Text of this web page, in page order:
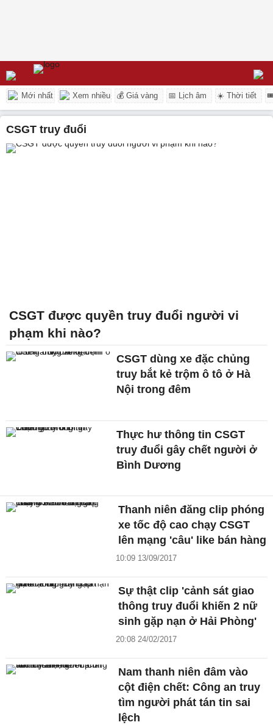
Mới nhất Xem nhiều 💰 Giá vàng 📅 Lịch âm ☀️ Thời tiết
CSGT truy đuổi
CSGT được quyền truy đuổi người vi
phạm khi nào?
CSGT dùng xe đặc chủng
truy bắt kẻ trộm ô tô ở Hà
Nội trong đêm
Thực hư thông tin CSGT
truy đuổi gây chết người ở
Bình Dương
Thanh niên đăng clip phóng
xe tốc độ cao chạy CSGT
lên mạng 'câu' like bán hàng
10:09 13/09/2017
Sự thật clip 'cảnh sát giao
thông truy đuổi khiến 2 nữ
sinh gặp nạn ở Hải Phòng'
20:08 24/02/2017
Nam thanh niên đâm vào
cột điện chết: Công an truy
tìm người phát tán tin sai
lệch